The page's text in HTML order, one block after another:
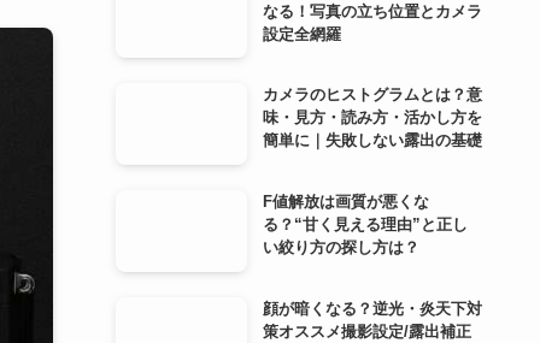
なる！写真の立ち位置とカメラ
設定全網羅
カメラのヒストグラムとは？意
味・見方・読み方・活かし方を
簡単に｜失敗しない露出の基礎
F値解放は画質が悪くな
る？“甘く見える理由”と正し
い絞り方の探し方は？
顔が暗くなる？逆光・炎天下対
策オススメ撮影設定/露出補正